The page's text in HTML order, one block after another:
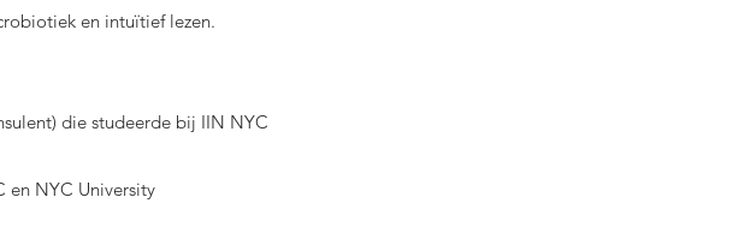
en intuïtief lezen.
die studeerde bij IIN NYC
NYC University